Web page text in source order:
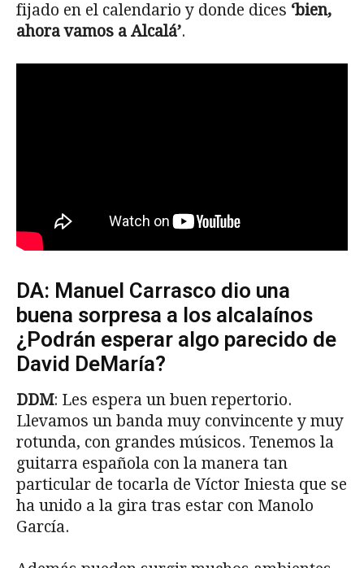
fijado en el calendario y donde dices ‘bien,
ahora vamos a Alcalá’.
DA: Manuel Carrasco dio una
buena sorpresa a los alcalaínos
¿Podrán esperar algo parecido de
David DeMaría?
DDM: Les espera un buen repertorio.
Llevamos un banda muy convincente y muy
rotunda, con grandes músicos. Tenemos la
guitarra española con la manera tan
particular de tocarla de Víctor Iniesta que se
ha unido a la gira tras estar con Manolo
García.